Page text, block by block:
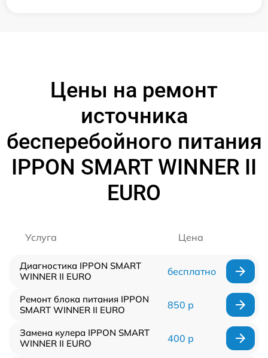
Цены на ремонт
источника
бесперебойного питания
IPPON SMART WINNER II
EURO
Услуга Цена
Диагностика IPPON SMART
WINNER II EURO
бесплатно
Ремонт блока питания IPPON
SMART WINNER II EURO
850 р
Замена кулера IPPON SMART
WINNER II EURO
400 р